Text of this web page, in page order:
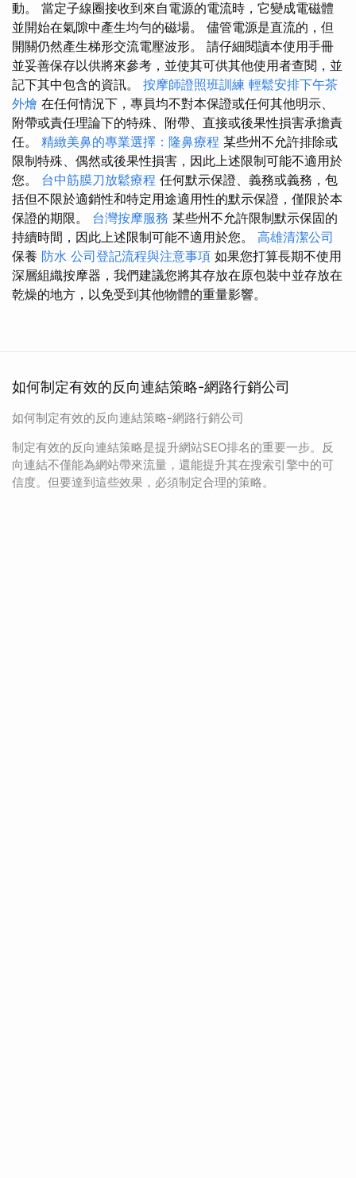
動。 當定子線圈接收到來自電源的電流時，它變成電磁體
並開始在氣隙中產生均勻的磁場。 儘管電源是直流的，但
開關仍然產生梯形交流電壓波形。 請仔細閱讀本使用手冊
並妥善保存以供將來參考，並使其可供其他使用者查閱，並
記下其中包含的資訊。 按摩師證照班訓練 輕鬆安排下午茶
外燴 在任何情況下，專員均不對本保證或任何其他明示、
附帶或責任理論下的特殊、附帶、直接或後果性損害承擔責
任。 精緻美鼻的專業選擇：隆鼻療程 某些州不允許排除或
限制特殊、偶然或後果性損害，因此上述限制可能不適用於
您。 台中筋膜刀放鬆療程 任何默示保證、義務或義務，包
括但不限於適銷性和特定用途適用性的默示保證，僅限於本
保證的期限。 台灣按摩服務 某些州不允許限制默示保固的
持續時間，因此上述限制可能不適用於您。 高雄清潔公司
保養 防水 公司登記流程與注意事項 如果您打算長期不使用
深層組織按摩器，我們建議您將其存放在原包裝中並存放在
乾燥的地方，以免受到其他物體的重量影響。
如何制定有效的反向連結策略-網路行銷公司
如何制定有效的反向連結策略-網路行銷公司
制定有效的反向連結策略是提升網站SEO排名的重要一步。反
向連結不僅能為網站帶來流量，還能提升其在搜索引擎中的可
信度。但要達到這些效果，必須制定合理的策略。